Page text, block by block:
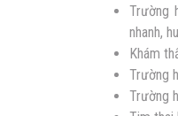
Trường
nhanh,
Khám
Trường
Trường